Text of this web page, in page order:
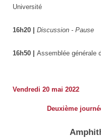
Université
16h20 | Discussion - Pause
16h50 | Assemblée générale
Vendredi 20 mai 2022
Deuxième